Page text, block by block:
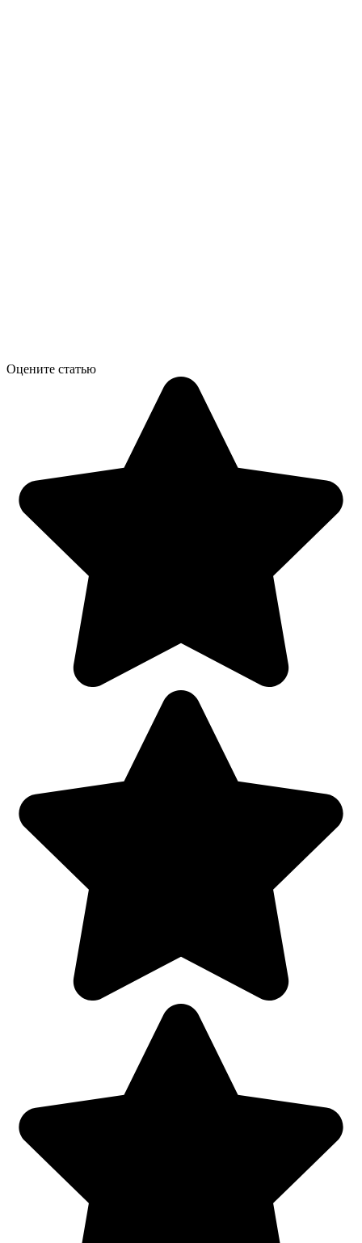
Оцените статью